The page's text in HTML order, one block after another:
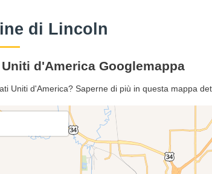
di Lincoln
d'America Googlemappa
Uniti d'America? Saperne di più in questa mappa